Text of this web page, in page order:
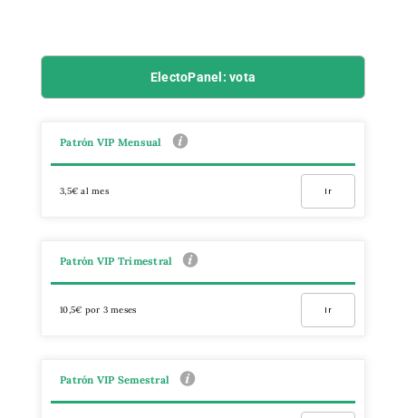
ElectoPanel: vota
Patrón VIP Mensual
3,5€ al mes Ir
Patrón VIP Trimestral
10,5€ por 3 meses Ir
Patrón VIP Semestral